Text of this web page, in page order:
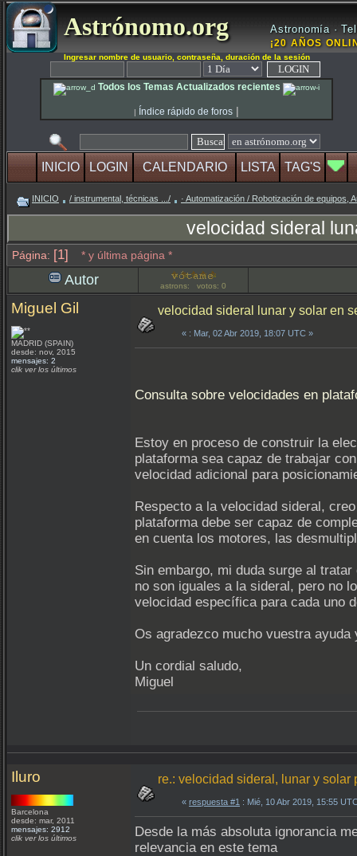
Astrónomo.org Astronomía ·
¡20 AÑOS
Ingresar nombre de usuario, contraseña, duración de la sesión
Todos los Temas Actualizados recientes
| Índice rápido de foros |
INICIO LOGIN CALENDARIO LISTA TAG'S
INICIO / instrumental, técnicas .../ · Automatización / Robotización de equipos,
velocidad sideral
Página: [1] * y última página *
Autor astrons: votos: 0
Miguel Gil
MADRID (SPAIN)
desde: nov, 2015
mensajes: 2
clik ver los últimos
velocidad sideral lunar y solar en
« : Mar, 02 Abr 2019, 18:07 UTC »
Consulta sobre velocidades en
Estoy en proceso de construir la
plataforma sea capaz de trabajar
velocidad adicional para
Respecto a la velocidad sideral,
plataforma debe ser capaz de
en cuenta los motores, las
Sin embargo, mi duda surge al
no son iguales a la sideral, pero no
velocidad específica para cada uno
Os agradezco mucho vuestra
Un cordial saludo,
Miguel
Iluro
Barcelona
desde: mar, 2011
mensajes: 2912
clik ver los últimos
re.: velocidad sideral, lunar y solar
« respuesta #1 : Mié, 10 Abr 2019, 15:55
Desde la más absoluta ignorancia
relevancia en este tema